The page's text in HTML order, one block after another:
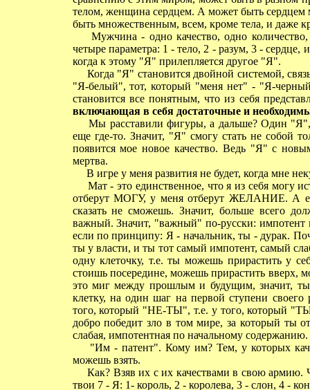
телом, женщина сердцем. А может быть
быть множественным, всем, кроме тела, и даже
Мужчина - одно качество, одно
четыре параметра: 1 - тело, 2 - разум, 3 - сердце,
когда к этому "Я" прилепляется другое "Я".
Когда "Я" становится двойной системой,
"Я-белый", тот, который "меня нет" - "Я-
становится все понятным, что из себя
включающая в себя достаточные и
Мы расставили фигуры, а дальше? Один "Я",
еще где-то. Значит, "Я" смогу стать не собой
появится мое новое качество. Ведь "Я" с
мертва.
В игре у меня развития не будет, когда мне
Мат - это единственное, что я из себя могу
отберут МОГУ, у меня отберут ЖЕЛАНИЕ. А
сказать не сможешь. Значит, больше всего
важный. Значит, "важный" по-русски: импотент
если по принципу: Я - начальник, ты - дурак.
ты у власти, и ты тот самый импотент, самый
одну клеточку, т.е. ты можешь прирастить у
стоишь посередине, можешь прирастить вверх,
это миг между прошлым и будущим, значит,
клетку, на один шаг на первой ступени
того, который "НЕ-ТЫ", т.е. у того, который
добро победит зло в том мире, за который ты
слабая, импотентная по начальному содержанию.
"Им - патент". Кому им? Тем, у которых
можешь взять.
Как? Взяв их с их качествами в свою армию.
твои 7 - Я: 1- король, 2 - королева, 3 - слон, 4 -